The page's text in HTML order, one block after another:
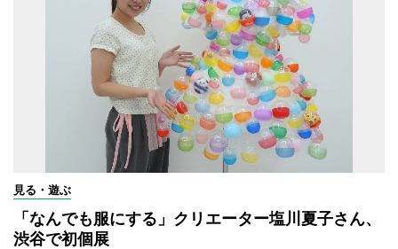
見る・遊ぶ
「なんでも服にする」クリエーター塩川夏子さん、
渋谷で初個展